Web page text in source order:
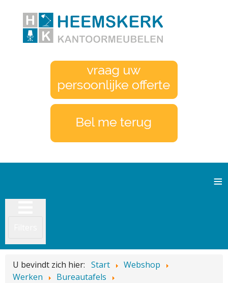
≡
U bevindt zich hier: Start
Webshop
Werken
Bureautafels